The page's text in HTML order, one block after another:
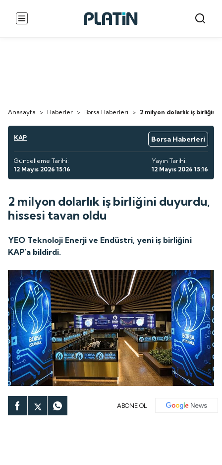
Anasayfa > Haberler > Borsa Haberleri > 2 milyon dolarlık iş
KAP Borsa Haberleri
Güncelleme Tarihi:
12 Mayıs 2026 15:16
Yayın Tarihi:
12 Mayıs 2026 15:16
2 milyon dolarlık iş birliğini duyurdu,
hissesi tavan oldu
YEO Teknoloji Enerji ve Endüstri, yeni iş birliğini
KAP'a bildirdi.
ABONE OL